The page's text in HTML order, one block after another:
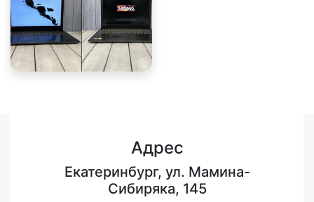
Адрес
Екатеринбург, ул. Мамина-
Сибиряка, 145